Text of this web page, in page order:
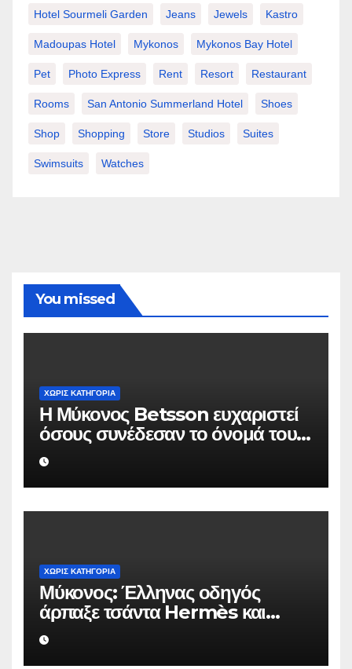
Hotel Sourmeli Garden Jeans Jewels Kastro
Madoupas Hotel Mykonos Mykonos Bay Hotel
Pet Photo Express Rent Resort Restaurant
Rooms San Antonio Summerland Hotel Shoes
Shop Shopping Store Studios Suites
Swimsuits Watches
You missed
ΧΩΡΊΣ ΚΑΤΗΓΟΡΊΑ
Η Μύκονος Betsson ευχαριστεί
όσους συνέδεσαν το όνομά τους
με την ιστορική χρονιά
ΧΩΡΊΣ ΚΑΤΗΓΟΡΊΑ
Μύκονος: Έλληνας οδηγός
άρπαξε τσάντα Hermès και
Rolex αξίας 75.000 ευρώ από
Ουκρανό τουρίστα